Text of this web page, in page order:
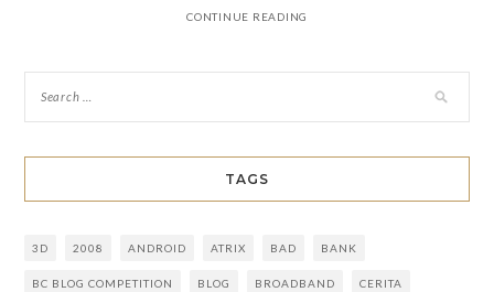
CONTINUE READING
TAGS
3D 2008 ANDROID ATRIX BAD BANK
BC BLOG COMPETITION BLOG BROADBAND CERITA